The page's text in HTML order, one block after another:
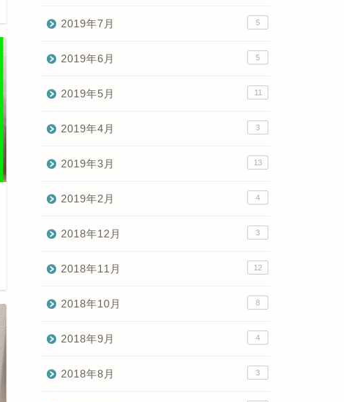
2019年7月 5
2019年6月 5
2019年5月 11
2019年4月 3
2019年3月 13
2019年2月 4
2018年12月 3
2018年11月 12
2018年10月 8
2018年9月 4
2018年8月 3